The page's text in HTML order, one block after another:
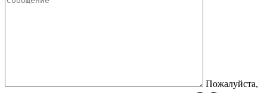
Пожалуйста,